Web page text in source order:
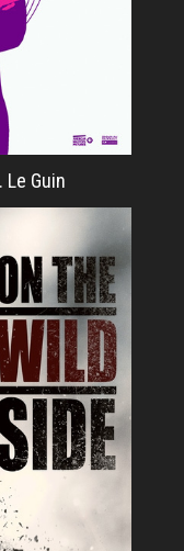
Le Guin